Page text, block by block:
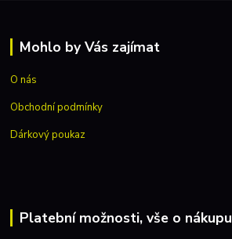
Mohlo by Vás zajímat
O nás
Obchodní podmínky
Dárkový poukaz
Platební možnosti, vše o nákupu